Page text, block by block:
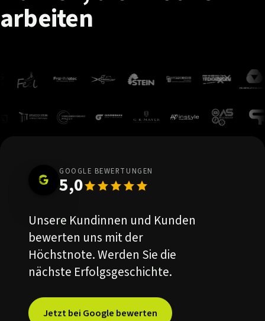
arbeiten
GOOGLE BEWERTUNGEN
5,0
Unsere Kundinnen und Kunden
bewerten uns mit der
Höchstnote. Werden Sie die
nächste Erfolgsgeschichte.
Jetzt bei Google bewerten